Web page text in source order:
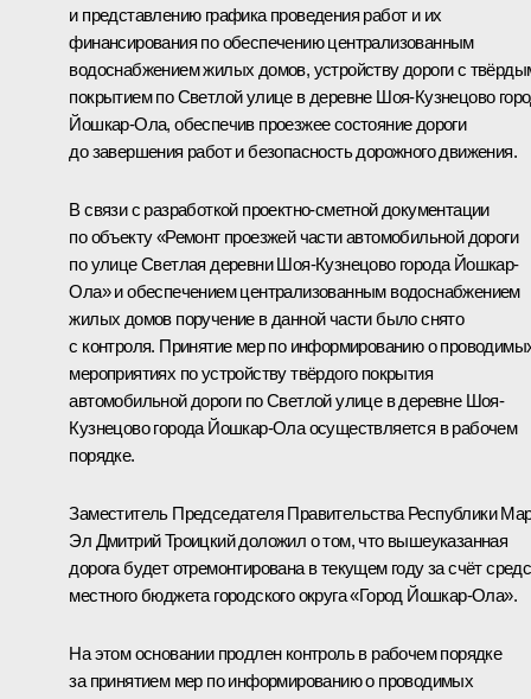
и представлению графика проведения работ и их
финансирования по обеспечению централизованным
водоснабжением жилых домов, устройству дороги с
покрытием по Светлой улице в деревне Шоя-Кузнецово
Йошкар-Ола, обеспечив проезжее состояние дороги
до завершения работ и безопасность дорожного движения.
В связи с разработкой проектно-сметной документации
по объекту «Ремонт проезжей части автомобильной дороги
по улице Светлая деревни Шоя-Кузнецово города Йошкар-
Ола» и обеспечением централизованным водоснабжением
жилых домов поручение в данной части было снято
с контроля. Принятие мер по информированию о
мероприятиях по устройству твёрдого покрытия
автомобильной дороги по Светлой улице в деревне Шоя-
Кузнецово города Йошкар-Ола осуществляется в рабочем
порядке.
Заместитель Председателя Правительства Республики
Эл Дмитрий Троицкий доложил о том, что вышеуказанная
дорога будет отремонтирована в текущем году за счёт
местного бюджета городского округа «Город Йошкар-Ола».
На этом основании продлен контроль в рабочем порядке
за принятием мер по информированию о проводимых